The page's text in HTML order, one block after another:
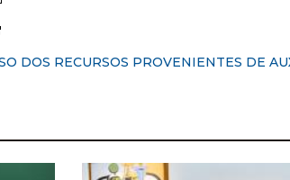
DOS RECURSOS PROVENIENTES DE